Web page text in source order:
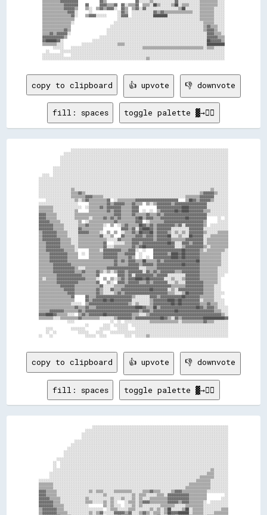
▒▒▒▒▒▒▒▒▒▒▓▓▓▓▓▓▓▓▓▓            ▓▓▒▒                ▓▓░░░░░░▒▒░░░░░░░░░░░░▓▓░░░░░░░░░░░░▒▒▒▒▒▒▒▒▒▒░░░░
▒▒▒▒▒▒▒▒▒▒▒▒▓▓▓▓▓▓▓▓    ▓▓      ▓▓▓▓▒▒▒▒▓▓  ▓▓░░▒▒▒▒▓▓  ▒▒▒▒░░██▒▒░░░░░░▒▒██░░▒▒▒▒░░░░░░▒▒▒▒▒▒▒▒▒▒░░░░
▒▒▒▒▒▒▒▒▒▒▒▒▓▓▓▓▓▓▒▒    ▒▒░░  ▒▒▓▓▒▒▓▓▓▓░░  ▓▓▒▒  ▒▒▓▓░░▓▓░░░░░░░░░░░░░░░░░░▒▒██░░░░░░░░▒▒▒▒▒▒▒▒░░░░░░
▒▒▒▒▒▒▒▒▒▒▒▒▒▒▓▓▓▓░░      ░░              ░░▓▓▒▒  ░░░░░░░░░░░░▓▓▒▒▓▓▒▒▒▒▒▒▒▒▒▒▒▒▒▒▒▒░░░░▒▒▒▒▒▒▒▒░░░░░░
▒▒▒▒▒▒▒▒▒▒▒▒▒▒▒▒▓▓░░    ▒▒▓▓▓▓░░░░░░      ░░▓▓▓▓  ░░░░░░░░░░░░████████░░░░░░░░░░░░░░░░░░▒▒▒▒▒▒▒▒░░░░░░
▒▒▒▒▒▒▒▒▒▒▒▒▒▒▒▒▒▒                        ░░░░░░░░░░░░░░░░░░░░░░░░░░░░░░░░░░░░░░░░░░░░░░▒▒▒▒▒▒▒▒░░░░░░
▒▒▒▒▒▒▒▒▒▒▒▒▒▒▒▒░░                      ░░░░░░░░░░░░░░░░░░░░░░░░░░░░░░░░░░░░░░░░░░░░░░░░░░▒▒▒▒▒▒░░░░░░
▒▒▒▒▒▒▒▒▒▒▒▒▒▒▒▒                      ░░░░░░░░░░░░░░░░░░░░░░░░░░░░░░░░░░░░░░░░░░░░░░░░░░░░▒▒▓▓▒▒▒▒░░░░
▒▒▒▒▒▒▒▒▒▒▒▒▓▓▒▒                    ░░░░░░░░░░░░░░░░░░░░░░░░░░░░░░░░░░░░░░░░░░░░░░░░░░░░░░▒▒▓▓▓▓▒▒░░░░
▒▒▒▒▓▓▒▒▓▓▓▓▓▓░░                    ░░░░░░░░░░░░░░░░░░░░░░░░░░░░░░░░░░░░░░░░░░░░░░░░░░░░░░░░▓▓▓▓▒▒▒▒░░
▓▓▓▓▓▓▓▓▓▓▓▓▒▒                  ░░░░░░░░░░░░░░░░░░░░░░░░░░░░░░░░░░░░░░░░░░░░░░░░░░░░░░░░░░░░▓▓▓▓▓▓▒▒▒▒
▓▓██████▓▓░░                ░░░░░░░░░░░░░░░░░░░░░░░░░░░░░░░░░░░░░░░░░░░░░░░░░░░░░░░░░░░░░░░░██▓▓▓▓▓▓▒▒
▒▒▒▒▒▒▒▒░░░░          ░░░░░░░░░░░░░░░░░░░░▒▒▒▒░░░░░░░░░░░░░░░░░░░░░░░░░░░░░░░░░░░░░░░░░░░░░░██████████
      ░░░░░░    ░░░░░░░░░░░░░░░░░░░░░░░░░░░░░░░░░░░░░░░░▒▒▒▒▒▒▒▒▒▒▒▒▒▒▒▒▒▒▒▒▒▒▒▒▒▒▒▒▒▒▒▒▒▒░░▒▒▒▒░░░░░░
  ░░      ░░░░░░░░░░░░░░░░░░░░░░░░░░░░░░░░░░░░░░░░░░░░░░░░░░░░░░░░░░░░░░░░░░░░░░░░░░░░░░░░░░░░░░░░░░░░
░░░░░░░░░░░░    ░░░░░░░░░░░░░░░░░░░░░░░░░░░░░░░░░░░░░░░░░░░░░░░░░░░░░░░░░░░░░░░░░░░░░░░░░░░░░░░░░░░░░░
copy to clipboard 👍 upvote 👎 downvote
fill: spaces toggle palette ▓→✊🏽
                  ░░░░░░░░░░░░░░░░░░░░░░░░░░░░░░░░░░░░░░░░░░░░░░░░░░░░░░░░░░░░░░░░░░░░░░░░░░░░░░░░░░░░░░░░
              ░░░░░░░░░░░░░░░░░░░░░░░░░░░░░░░░░░░░░░░░░░░░░░░░░░░░░░░░░░░░░░░░░░░░░░░░░░░░░░░░░░░░░░░░░░░░
            ░░░░░░░░░░░░░░░░░░░░░░░░░░░░░░░░░░░░░░░░░░░░░░░░░░░░░░░░░░░░░░░░░░░░░░░░░░░░░░░░░░░░░░░░░░░░░░
            ░░░░░░░░░░░░░░░░░░░░░░░░░░░░░░░░░░░░░░░░░░░░░░░░░░░░░░░░░░░░░░░░░░░░░░░░░░░░░░░░░░░░░░░░░░░░░░
            ░░░░░░░░░░░░░░░░░░░░░░░░░░░░░░░░░░░░░░░░░░░░░░░░░░░░░░░░░░░░░░░░░░░░░░░░░░░░░░░░░░░░░░░░░░░░░░
        ░░░░░░░░░░░░░░░░░░░░░░░░░░░░░░░░░░░░░░░░░░░░░░░░░░░░░░░░░░░░░░░░░░░░░░░░░░░░░░░░░░░░░░░░░░░░░░░░░░
        ░░░░░░░░░░░░░░░░░░░░░░░░░░░░░░░░░░░░░░░░░░░░░░░░░░░░░░░░░░░░░░░░░░░░░░░░░░░░░░░░░░░░░░░░░░░░░░░░░░
  ░░░░  ░░░░░░░░░░░░░░░░░░░░░░░░░░░░░░░░░░░░░░░░░░░░░░░░░░░░░░░░░░░░░░░░░░░░░░░░░░░░░░░░░░░░░░░░░░░░░░░░░░
░░░░░░░░░░░░░░░░░░░░░░░░░░░░░░░░░░░░░░░░░░░░░░░░░░░░░░░░░░░░░░░░░░░░░░░░░░░░░░░░░░░░░░░░░░░░░░░░░░░░░░░░░░
░░░░░░░░░░░░░░░░░░░░░░░░░░░░░░░░░░░░░░░░░░░░░░░░░░░░░░░░░░░░░░░░░░░░░░░░░░░░░░░░░░░░░░░░░░░░░░░░░░░░░░░░░░
░░░░░░░░░░░░░░░░░░░░░░░░░░░░░░░░░░░░░░░░░░░░░░░░░░░░░░░░░░░░░░░░░░░░░░░░░░░░░░░░░░░░░░░░░░░░░░░░░░░░░░░░░░
░░░░░░░░░░░░░░░░░░▒▒░░░░░░░░░░░░░░░░░░░░░░░░░░░░░░░░░░░░░░░░░░░░░░░░░░░░░░░░░░░░░░░░░░░░░░░░░░░░▒▒░░░░░░░░
░░░░░░░░░░░░░░░░░░▒▒▒▒▓▓▒▒░░░░░░░░░░░░░░░░░░░░░░░░░░░░░░░░░░░░░░░░░░░░░░░░░░░░░░░░░░░░░░░░▒▒▓▓▓▓▓▓▒▒░░░░░░
░░░░░░░░░░░░░░░░░░▒▒▒▒▒▒▒▒▓▓▓▓▒▒▒▒▒▒░░░░░░░░░░░░░░░░░░░░░░░░░░░░░░░░░░░░░░░░░░░░░░▒▒▒▒▒▒▒▒▓▓▓▓▓▓▓▓░░░░░░░░
    ░░░░░░░░░░░░░░░░▒▒░░▒▒▓▓▒▒▒▒▒▒▒▒▒▒▓▓  ░░▒▒▒▒▒▒▒▒▒▒▓▓▓▓▓▓▓▓▓▓▓▓▓▓▓▓▓▓▓▓▓▓▓▓    ▒▒██▓▓▒▒▓▓▓▓▓▓▒▒░░░░░░░░
░░░░░░░░░░░░░░░░░░░░░░      ▒▒▒▒▒▒▒▒▒▒▓▓▒▒▓▓▓▓▓▓▒▒▒▒▓▓▒▒▒▒  ▒▒░░▒▒▓▓▓▓▓▓▓▓▒▒▓▓▓▓▓▓▓▓▓▓▓▓▓▓▓▓▓▓░░░░░░░░░░░░
▒▒▒▒▒▒▒▒░░░░░░░░░░░░░░░░  ░░▒▒▒▒▒▒▓▓▒▒▓▓▓▓▓▓▓▓▒▒▒▒▒▒▓▓▓▓          ▓▓▓▓▓▓▓▓▓▓▓▓▓▓████▓▓▓▓▓▓▓▓▓▓░░░░░░░░░░░░
▒▒▒▒▒▒▒▒░░░░░░░░░░░░▒▒      ▒▒▒▒▒▒▒▒▒▒▓▓▒▒▓▓▓▓▒▒▒▒▒▒▓▓▓▓  ░░  ░░  ▒▒▓▓▓▓▓▓▓▓██▓▓████▓▓▓▓▓▓▓▓▒▒▒▒░░░░░░░░░░
▓▓▓▓▒▒▒▒▒▒░░░░░░░░░░▒▒▒▒▒▒▒▒▒▒▒▒▒▒▒▒▒▒▒▒▒▒▓▓▓▓▒▒▒▒▒▒▓▓▒▒▒▒▒▒▓▓▒▒▒▒▓▓▒▒▓▓▓▓▓▓▓▓▓▓▓▓▓▓▓▓▓▓▓▓▓▓▓▓░░░░░░░░░░░░
▓▓▓▓▒▒▒▒▒▒░░░░░░░░░░▒▒▒▒▒▒▒▒░░▒▒▒▒▒▒▓▓▒▒▓▓▒▒▓▓▒▒▒▒▒▒▒▒▓▓██▒▒▓▓▓▓▒▒▒▒▓▓▓▓▓▓▓▓▓▓▓▓▓▓██▓▓▓▓▓▓▓▓▓▓      ░░  ░░
▓▓▓▓▓▓▒▒▒▒▒▒░░░░░░░░░░▒▒  ░░▒▒▒▒▒▒▒▒▒▒▒▒▒▒▓▓▒▒▒▒▒▒▒▒▒▒▓▓▓▓  ░░▒▒▒▒▒▒▒▒▓▓▓▓▓▓▓▓▓▓▓▓▓▓▓▓▓▓▓▓▓▓▒▒      ░░░░░░
▓▓▓▓▓▓▓▓▒▒▒▒▒▒░░░░░░░░▒▒▒▒▓▓▒▒▒▒▒▒▒▒░░  ▒▒  ░░▒▒▓▓▒▒▒▒▒▒██▓▓▒▒▓▓▒▒▓▓▓▓▓▓▓▓▓▓▒▒▓▓░░▓▓▓▓▓▓▓▓▓▓▒▒  ░░░░░░░░░░
▓▓▓▓▓▓▓▓▒▒▒▒▒▒░░░░░░░░▓▓▒▒▒▒▒▒▒▒▒▒▒▒          ▓▓▓▓▒▒▓▓░░▓▓████▓▓▒▒▓▓▓▓▓▓▓▓░░░░░░░░░░▓▓▓▓▓▓▓▓░░░░░░░░░░░░░░
▒▒▓▓▓▓▓▓▓▓▒▒▒▒▒▒░░░░░░▓▓▓▓▓▓▒▒▒▒▒▒░░  ▒▒  ▒▒  ░░▒▒▒▒▓▓▒▒██▓▓▓▓██▒▒▓▓▓▓▓▓▒▒░░▒▒░░▒▒░░▓▓▓▓▓▓▓▓▒▒░░░░░░▒▒▒▒▒▒
▒▒▓▓▓▓▓▓▓▓▒▒▒▒▒▒░░░░░░▒▒▒▒▒▒▒▒▒▒▒▒▓▓░░░░▒▒    ▓▓▒▒▒▒▒▒▓▓▓▓▒▒▓▓▓▓▒▒▓▓▓▓▓▓██░░░░▒▒░░░░██▓▓▓▓▓▓░░░░▒▒▒▒▒▒▒▒▒▒
▒▒▓▓▓▓▓▓▓▓▓▓▒▒▒▒▒▒░░░░▒▒▒▒▒▒▒▒▒▒▒▒▒▒▒▒░░░░░░▓▓▒▒▒▒▒▒▓▓▓▓▓▓▓▓▓▓▓▓▒▒▓▓▓▓▓▓▓▓▒▒▒▒▒▒▒▒▓▓▓▓▓▓▓▓▓▓░░▒▒▒▒▒▒▒▒▒▒▒▒
▒▒▒▒▓▓▓▓▓▓▓▓▒▒▒▒▒▒░░░░▒▒▒▒▒▒▒▒▒▒▒▒▒▒▓▓    ░░░░░░▒▒▒▒▓▓▓▓▒▒▓▓▓▓▓▓▓▓▓▓▓▓▓▓██▓▓░░░░▓▓▓▓▒▒▓▓▓▓▓▓░░▒▒▒▒▒▒▒▒▒▒▒▒
▒▒▒▒▓▓▓▓▓▓▓▓▒▒▒▒▒▒▒▒░░▒▒▒▒▒▒▒▒▒▒▒▒▒▒▓▓░░░░▒▒▒▒▒▒▒▒▒▒▓▓▒▒▓▓██▓▓▓▓▓▓▓▓▓▓▓▓▓▓▓▓░░░░▒▒▓▓▓▓▓▓▓▓▓▓▒▒░░▒▒▒▒▒▒▒▒▒▒
▒▒▒▒▓▓▓▓▓▓▓▓▓▓▒▒▒▒▒▒░░      ▒▒▒▒▒▒░░▓▓▓▓▓▓▓▓▓▓▒▒▒▒▓▓▓▓░░  ░░    ▓▓▓▓▓▓▓▓▓▓▓▓▓▓▓▓██▓▓▓▓▓▓▓▓▒▒░░▒▒▒▒▒▒▒▒▒▒░░
▒▒▒▒▒▒▓▓▓▓▓▓▓▓▓▓▒▒▒▒▒▒  ░░  ▒▒▒▒▒▒▒▒▓▓▓▓▓▓▓▓▒▒▒▒▓▓▓▓▓▓  ░░      ▓▓▓▓▓▓▓▓▒▒████▓▓██▓▓▓▓▓▓▓▓▒▒▒▒▒▒▒▒▒▒▒▒░░░░
▒▒▒▒▒▒▓▓▓▓▓▓▓▓▓▓▒▒▒▒▒▒      ▒▒▒▒▒▒▒▒▓▓▓▓▓▓▓▓▒▒▒▒▒▒▓▓▒▒  ░░  ░░  ▓▓▓▓▓▓▓▓▓▓████▓▓██▓▓▓▓▓▓▓▓▒▒▒▒▒▒▒▒▒▒▒▒░░░░
▒▒▒▒▒▒▓▓▓▓▓▓▓▓▓▓▒▒▒▒▒▒▒▒▒▒▒▒▒▒▒▒▒▒▒▒▒▒▒▒▒▒▓▓▒▒▓▓▒▒▓▓▓▓▒▒▒▒██▒▒▒▒▒▒▓▓▒▒▓▓▓▓▓▓▓▓▓▓▓▓▓▓▓▓▓▓██▒▒▒▒▒▒▒▒▒▒▒▒░░░░
▒▒▒▒▒▒▒▒▓▓▓▓▓▓▓▓▓▓▒▒▒▒▒▒▒▒▒▒▒▒▒▒▒▒▒▒▒▒▒▒▒▒▓▓▒▒▒▒▒▒▓▓▓▓▓▓▒▒▓▓▓▓▓▓▒▒▓▓▓▓▓▓▓▓▓▓▓▓▓▓██▓▓▓▓▓▓▓▓▒▒▒▒▒▒▒▒▒▒▒▒░░░░
▒▒▒▒▒▒▒▒▓▓▓▓▓▓▓▓▓▓▓▓▒▒░░░░▒▒▒▒▒▒▒▒▒▒▒▒▓▓▓▓▓▓▓▓▓▓▓▓▓▓▓▓▓▓░░░░▒▒▒▒▒▒▓▓▓▓▓▓▓▓▓▓▓▓▓▓▓▓▓▓▓▓▓▓▓▓▒▒▒▒▒▒▒▒▒▒░░░░░░
▒▒▒▒▒▒▒▒▓▓▓▓▓▓▓▓▓▓▓▓▒▒▒▒▓▓▒▒▒▒▒▒▓▓▒▒░░▒▒░░▒▒▓▓▓▓▒▒▓▓▓▓▓▓▓▓░░▓▓▒▒▓▓▒▒▓▓▓▓▓▓▓▓▒▒▒▒▓▓▓▓▓▓▓▓▓▓▒▒▒▒▒▒▒▒▒▒░░░░░░
▒▒▒▒▒▒▒▒▒▒▓▓▓▓▓▓▓▓▓▓▓▓▓▓▒▒▒▒▒▒▒▒▓▓          ▓▓▓▓▒▒▓▓░░▓▓▓▓▓▓▓▓▓▓▒▒▓▓▓▓▓▓░░░░░░░░░░▓▓▓▓▓▓▓▓▒▒▒▒▒▒▒▒▒▒░░░░
▒▒░░▒▒▒▒▒▒▓▓▓▓▓▓▓▓▓▓▓▓▓▓▓▓▒▒▒▒▒▒░░  ▒▒  ▒▒░░▒▒▓▓▒▒▓▓▓▓████▓▓██▓▓▓▓▓▓▓▓░░░░▒▒░░░░▒▒▓▓▓▓▓▓▓▓▒▒▒▒▒▒▒▒▒▒░░
▒▒▒▒▒▒▒▒▒▒▓▓▓▓▓▓▓▓▓▓▓▓▒▒▒▒▒▒▒▒▒▒▓▓    ▒▒░░  ▓▓▓▓▒▒▓▓▓▓▓▓▒▒▒▒▓▓▒▒▓▓▓▓▓▓▓▓░░░░▒▒░░░░▓▓▓▓▓▓▓▓▓▓▒▒▒▒▒▒▒▒░░
▒▒▒▒▒▒▒▒▒▒▒▒▓▓▓▓▓▓▓▓▒▒▒▒▒▒▒▒▒▒▒▒▒▒▓▓░░░░░░▒▒▒▒▒▒▓▓▓▓▓▓▓▓▓▓▓▓▓▓▓▓▓▓▓▓▓▓▓▓▓▓▒▒▒▒▒▒▒▒▓▓▓▓▓▓▓▓▓▓▒▒▒▒▒▒░░░░
▒▒▒▒▒▒▒▒▒▒▒▒▒▒▓▓▓▓▓▓▒▒▒▒▒▒▒▒▒▒▒▒▓▓▒▒░░░░▓▓▒▒▒▒▓▓▓▓▓▓▓▓▓▓▓▓▓▓▓▓██▓▓▓▓▓▓▓▓░░▒▒░░▓▓▓▓▓▓▓▓▓▓▓▓▓▓▒▒▒▒▒▒░░░░
▒▒▒▒▒▒▒▒▒▒▒▒▒▒▒▒▓▓▓▓▒▒▒▒▒▒▒▒▒▒▒▒▓▓▒▒░░░░░░▒▒▓▓▒▒▓▓▓▓▓▓▓▓▓▓▓▓▓▓▓▓▓▓▓▓▓▓▓▓▒▒▒▒░░░░▒▒██▓▓▓▓▓▓▓▓▒▒▒▒▒▒░░░░░░
▒▒▒▒▒▒▒▒▒▒▒▒▒▒▒▒▒▒▓▓      ▓▓▒▒▒▒▓▓▓▓▓▓▓▓▓▓▓▓▓▓▓▓▓▓▓▓▒▒░░░░░░░░▓▓▓▓▒▒▓▓▓▓▓▓▓▓▓▓▓▓██▓▓▓▓▓▓▓▓▒▒▒▒▒▒▒▒░░░░
▒▒▒▒▒▒▒▒▒▒▒▒▒▒▒▒▒▒▒▒      ▓▓▒▒▓▓▓▓▓▓██▓▓██▓▓▓▓▓▓▓▓▓▓░░░░░░░░░░▒▒▓▓▓▓▓▓▓▓████▓▓██▓▓▓▓▓▓▓▓▓▓░░▒▒▒▒▒▒░░░░░░
▒▒▒▒▒▒▒▒▒▒▒▒▒▒▒▒▒▒░░░░░░  ▒▒▓▓▓▓▓▓▓▓▓▓▓▓▓▓▓▓▓▓▓▓▓▓▒▒░░▒▒░░░░░░▒▒▓▓▓▓▓▓▓▓▓▓██▓▓██▓▓▓▓▓▓▓▓▓▓▒▒▒▒▓▓▒▒▒▒░░░░
▒▒▒▒▒▒▒▒▒▒▒▒▒▒▒▒▒▒▒▒▓▓▒▒▒▒▓▓▒▒▒▒▓▓▓▓▓▓▓▓▓▓▓▓▓▓▓▓▓▓▓▓▓▓████▓▓▒▒▒▒██▒▒▓▓▓▓▓▓▓▓▓▓▓▓▓▓▓▓▓▓▓▓██▓▓▒▒▓▓▓▓▒▒░░░░░░
▒▒▒▒▒▒▓▓▓▓▓▓▓▓▒▒▒▒▒▒▒▒▓▓▒▒▓▓▓▓▓▓▓▓▓▓▓▓▓▓▓▓▓▓▓▓▓▓▓▓▓▓▓▓▓▓▒▒▓▓▓▓▒▒▓▓▓▓▓▓▓▓▓▓▓▓██▓▓▓▓▓▓▓▓▓▓▓▓▓▓▓▓▓▓▓▓▒▒▒▒░░░░
▓▓▓▓████▓▓▒▒▒▒▒▒░░░░  ▒▒▓▓▒▒▓▓▓▓▓▓▓▓██▓▓▓▓▓▓▓▓▓▓▓▓▓▓▒▒▒▒░░░░▒▒▓▓▓▓▓▓▓▓▓▓▓▓▓▓▓▓▓▓▓▓▓▓▓▓▓▓▓▓▓▓▓▓▓▓▓▓▓▓▓▓▒▒░░
▒▒▒▒▒▒▒▒░░░░▒▒▒▒▒▒▒▒▒▒▓▓▒▒▒▒▒▒▒▒▒▒░░░░░░░░▒▒▓▓▓▓▓▓▓▓▒▒▓▓▓▓▓▓▓▓▓▓▓▓▓▓██▓▓▒▒░░▓▓▒▒▓▓▓▓▓▓▓▓▓▓▓▓████████████▓▓
                ░░░░                    ░░  ░░  ░░░░░░░░░░░░░░▒▒▒▒▒▒▒▒▒▒▒▒▒▒▒▒░░▒▒▒▒▒▒▒▒▒▒▒▒▓▓▒▒▒▒░░░░░░░░
                          ░░        ░░░░  ░░░░░░░░  ░░░░░░░░░░░░░░░░░░░░░░░░░░░░░░░░░░░░░░░░░░░░░░░░░░░░░░
    ░░░░          ░░░░░░░░        ░░░░░░    ░░░░░░    ░░░░░░░░░░░░░░░░░░░░░░░░░░░░░░░░░░░░░░░░░░░░░░░░░░░░
    ░░  ░░            ░░░░░░    ░░░░    ░░░░░░░░░░░░░░░░░░░░░░░░░░░░░░░░░░░░░░░░░░░░░░░░░░░░░░░░░░░░░░░░░░
copy to clipboard 👍 upvote 👎 downvote
fill: spaces toggle palette ▓→✊🏽
                              ░░░░░░░░░░░░░░░░░░░░░░░░░░░░░░░░░░░░░░░░░░░░░░░░░░░░░░░░░░░░░░░░░░░░░░░░░░░░
                          ░░░░░░░░░░░░░░░░░░░░░░░░░░░░░░░░░░░░░░░░░░░░░░░░░░░░░░░░░░░░░░░░░░░░░░░░░░░░░░░░
                        ░░░░░░░░░░░░░░░░░░░░░░░░░░░░░░░░░░░░░░░░░░░░░░░░░░░░░░░░░░░░░░░░░░░░░░░░░░░░░░░░░░
                        ░░░░░░░░░░░░░░░░░░░░░░░░░░░░░░░░░░░░░░░░░░░░░░░░░░░░░░░░░░░░░░░░░░░░░░░░░░░░░░░░░░
                    ░░░░░░░░░░░░░░░░░░░░░░░░░░░░░░░░░░░░░░░░░░░░░░░░░░░░░░░░░░░░░░░░░░░░░░░░░░░░░░░░░░░░░░
                  ░░░░░░░░░░░░░░░░░░░░░░░░░░░░░░░░░░░░░░░░░░░░░░░░░░░░░░░░░░░░░░░░░░░░░░░░░░░░░░░░░░░░░░░░
                ░░░░░░░░░░░░░░░░░░░░░░░░░░░░░░░░░░░░░░░░░░░░░░░░░░░░░░░░░░░░░░░░░░░░░░░░░░░░░░░░░░░░░░░░░░
              ░░░░░░░░░░░░░░░░░░░░░░░░░░░░░░░░░░░░░░░░░░░░░░░░░░░░░░░░░░░░░░░░░░░░░░░░░░░░░░░░░░░░░░░░░░░░
              ░░░░░░░░░░░░░░░░░░░░░░░░░░░░░░░░░░░░░░░░░░░░░░░░░░░░░░░░░░░░░░░░░░░░░░░░░░░░░░░░░░░░░░░░░░░░
          ░░░░░░░░░░░░░░░░░░░░░░░░░░░░░░░░░░░░░░░░░░░░░░░░░░░░░░░░░░░░░░░░░░░░░░░░░░░░░░░░░░░░░░░░░░░░░░░░
        ░░  ░░░░░░░░░░░░░░░░░░░░░░░░░░░░░░░░░░░░░░░░░░░░░░░░░░░░░░░░░░░░░░░░░░░░░░░░░░░░░░░░░░░░░░░░░░░░░░
        ░░  ░░░░░░░░░░░░░░░░░░░░░░░░░░░░░░░░░░░░░░░░░░░░░░░░░░░░░░░░░░░░░░░░░░░░░░░░░░░░░░░░░░░░░░░░░░░░░░
        ░░░░░░░░░░░░░░░░░░░░░░░░░░░░░░░░░░░░░░░░░░░░░░░░░░░░░░░░░░░░░░░░░░░░░░░░░░░░░░░░░░░░░░░░▒▒░░░░░░░░
      ░░░░░░░░░░░░░░░░░░░░░░░░░░░░░░░░░░░░░░░░░░░░░░░░░░░░░░░░░░░░░░░░░░░░░░░░░░░░░░░░░░░░░░░░▒▒▒▒░░░░░░░░
      ░░░░░░░░░░░░░░░░░░░░░░░░░░░░░░░░░░░░░░░░░░░░░░░░░░░░░░░░░░░░░░░░░░░░░░░░░░░░░░░░░░░░▒▒▒▒▒▒▒▒░░░░░░░░
░░░░░░░░░░░░░░░░░░░░░░░░░░░░░░░░░░░░░░░░░░░░░░░░░░░░░░░░░░░░░░░░░░░░░░░░░░░░░░░░░░░░░░░░▒▒▒▒▒▒▒▒░░░░░░░░░░
▒▒▒▒▒▒▒▒░░░░░░░░░░░░░░░░░░░░░░░░░░░░░░░░░░░░░░░░░░░░░░░░░░░░░░░░░░░░░░░░░░░░░░░░░░░░▒▒▒▒▒▒▒▒▒▒▒▒░░░░░░░░░░
▒▒▒▒▒▒▒▒░░░░░░░░░░░░░░░░░░░░░░░░░░░░░░░░░░░░░░░░░░░░░░░░░░░░░░░░░░░░░░░░░░░░░░░░░░▒▒▒▒▒▒▒▒▒▒▒▒▒▒░░░░░░░░░░
▓▓▓▓▒▒▒▒▒▒░░░░░░░░░░░░░░░░░░▒▒░░▒▒▒▒░░░░░░▒▒▒▒▒▒▒▒▒▒░░░░░░▒▒▒▒▓▓▒▒▒▒░░░░░░▒▒▓▓▓▓▒▒▒▒▒▒▒▒▒▒▒▒▒▒░░░░░░░░░░░░
▓▓▓▓▒▒▒▒▒▒░░░░░░░░░░░░░░░░░░░░░░░░░░▒▒░░░░░░░░░░░░░░▒▒░░▒▒▒▒░░░░░░▒▒▒▒░░▓▓▓▓▓▓▓▓▓▓▓▓▒▒▒▒▒▒▒▒▒▒          ░░
▓▓▓▓▓▓▒▒▒▒▒▒░░░░░░░░░░░░░░▒▒░░░░░░░░░░░░▒▒░░░░▒▒░░░░▒▒░░▒▒░░░░▒▒▒▒▒▒▒▒▒▒▓▓▓▓▓▓▓▓▓▓▓▓▒▒▒▒▒▒▒▒▒▒        ░░░░
▓▓▓▓▓▓▓▓▒▒▒▒░░░░░░░░░░░░░░▒▒▒▒░░░░░░▒▒░░▒▒░░    ░░▒▒▒▒░░▒▒▓▓▓▓▒▒▒▒▒▒▒▒▒▒▓▓▓▓▓▓▒▒▓▓▓▓▒▒▒▒▒▒▒▒░░  ░░░░░░░░░░
▓▓▓▓▓▓▓▓▒▒▒▒▒▒░░░░░░░░░░░░░░        ▒▒░░▒▒░░░░  ░░░░▒▒░░▒▒░░░░░░░░░░▒▒▒▒▒▒▒▒░░░░░░▒▒▒▒▒▒▒▒▒▒░░░░░░░░░░░░░░
▒▒▓▓▓▓▓▓▓▓▒▒▒▒░░░░░░░░░░░░░░░░░░░░░░  ░░▒▒▒▒░░░░░░▒▒▒▒░░░░░░░░▒▒░░▒▒░░▒▒██░░░░░░▒▒██░░▒▒▒▒▒▒░░░░░░░░░░▒▒▒▒
▒▒▓▓▓▓▓▓▓▓▒▒▒▒▒▒░░░░░░░░░░░░▒▒░░▒▒▓▓░░░░░░▓▓▓▓▓▓▒▒▓▓░░░░▒▒▓▓▒▒░░▒▒▒▒░░▒▒██▓▓▓▓██████░░▒▒▒▒▒▒░░░░░░▒▒▒▒▒▒▒▒